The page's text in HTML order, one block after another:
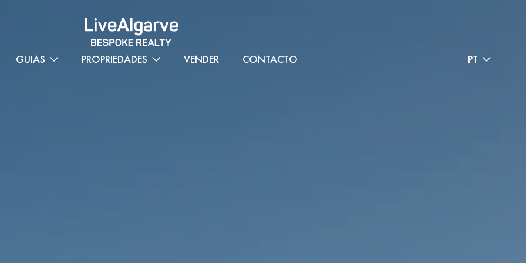
GUIAS PROPRIEDADES VENDER CONTACTO PT